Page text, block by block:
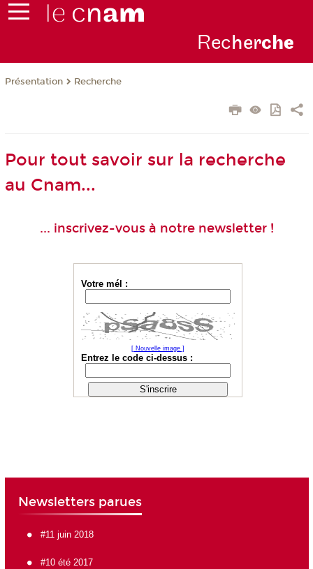
Recherche
Présentation Recherche
Pour tout savoir sur la recherche
au Cnam...
... inscrivez-vous à notre newsletter !
Newsletters parues
#11 juin 2018
#10 été 2017